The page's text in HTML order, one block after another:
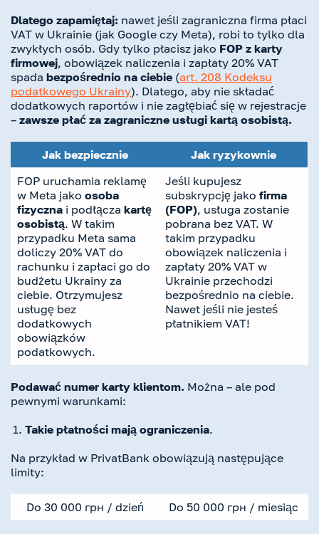
Dlatego zapamiętaj: nawet jeśli zagraniczna firma płaci
VAT w Ukrainie (jak Google czy Meta), robi to tylko dla
zwykłych osób. Gdy tylko płacisz jako FOP z karty
firmowej, obowiązek naliczenia i zapłaty 20% VAT
spada bezpośrednio na ciebie (art. 208 Kodeksu
podatkowego Ukrainy). Dlatego, aby nie składać
dodatkowych raportów i nie zagłębiać się w rejestracje
– zawsze płać za zagraniczne usługi kartą osobistą.
Jak bezpiecznie
Jak ryzykownie
FOP uruchamia reklamę
w Meta jako osoba
fizyczna i podłącza kartę
osobistą. W takim
przypadku Meta sama
doliczy 20% VAT do
rachunku i zapłaci go do
budżetu Ukrainy za
ciebie. Otrzymujesz
usługę bez
dodatkowych
obowiązków
podatkowych.
Jeśli kupujesz
subskrypcję jako firma
(FOP), usługa zostanie
pobrana bez VAT. W
takim przypadku
obowiązek naliczenia i
zapłaty 20% VAT w
Ukrainie przechodzi
bezpośrednio na ciebie.
Nawet jeśli nie jesteś
płatnikiem VAT!
Podawać numer karty klientom. Można – ale pod
pewnymi warunkami:
Takie płatności mają ograniczenia.
Na przykład w PrivatBank obowiązują następujące
limity:
Do 30 000 грн / dzień Do 50 000 грн / miesiąc